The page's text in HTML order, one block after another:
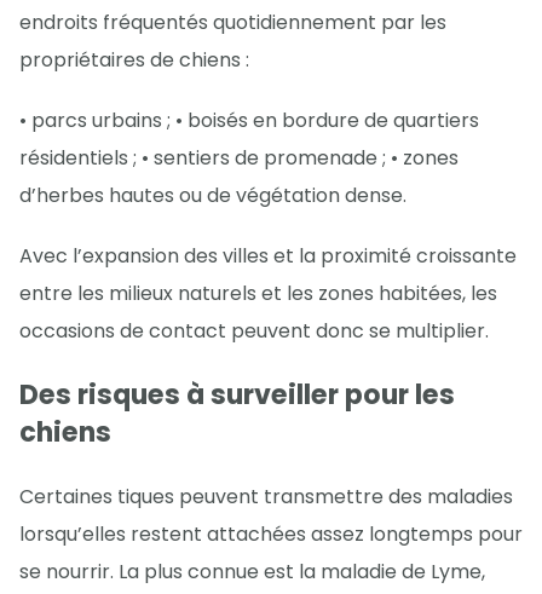
endroits fréquentés quotidiennement par les
propriétaires de chiens :
• parcs urbains ; • boisés en bordure de quartiers
résidentiels ; • sentiers de promenade ; • zones
d’herbes hautes ou de végétation dense.
Avec l’expansion des villes et la proximité croissante
entre les milieux naturels et les zones habitées, les
occasions de contact peuvent donc se multiplier.
Des risques à surveiller pour les
chiens
Certaines tiques peuvent transmettre des maladies
lorsqu’elles restent attachées assez longtemps pour
se nourrir. La plus connue est la maladie de Lyme,